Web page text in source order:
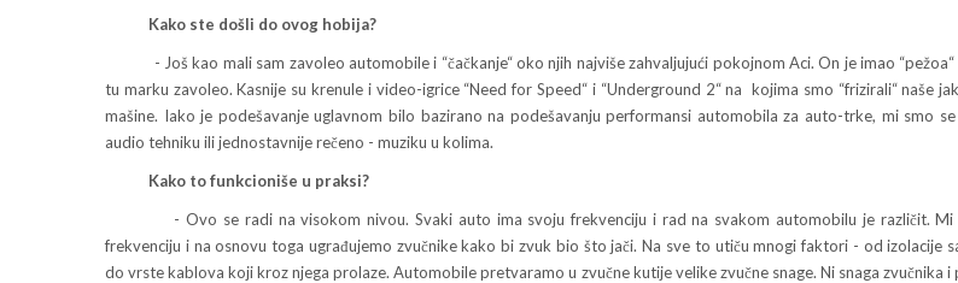
Kako ste došli do ovog hobija?
- Još kao mali sam zavoleo automobile i “čačkanje“ oko njih najviše zahvaljujući pokojnom Aci. On je imao “pežoa“
tu marku zavoleo. Kasnije su krenule i video-igrice “Need for Speed“ i “Underground 2“ na kojima smo “frizirali“ naše
mašine. Iako je podešavanje uglavnom bilo bazirano na podešavanju performansi automobila za auto-trke, mi smo
audio tehniku ili jednostavnije rečeno - muziku u kolima.
Kako to funkcioniše u praksi?
- Ovo se radi na visokom nivou. Svaki auto ima svoju frekvenciju i rad na svakom automobilu je različit. Mi
frekvenciju i na osnovu toga ugrađujemo zvučnike kako bi zvuk bio što jači. Na sve to utiču mnogi faktori - od izolacije
do vrste kablova koji kroz njega prolaze. Automobile pretvaramo u zvučne kutije velike zvučne snage. Ni snaga zvučnika i